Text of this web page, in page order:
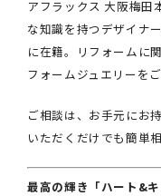
アフラックス 大阪梅田
な知識を持つデザイナ
に在籍。リフォームに
フォームジュエリーを
ご相談は、お手元にお
いただくだけでも簡単
最高の輝き「ハート&キ